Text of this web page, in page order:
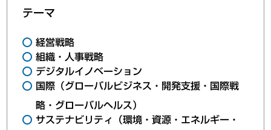
テーマ
経営戦略
組織・人事戦略
デジタルイノベーション
国際（グローバルビジネス・開発支援・国際戦
略・グローバルヘルス）
サステナビリティ（環境・資源・エネルギー・